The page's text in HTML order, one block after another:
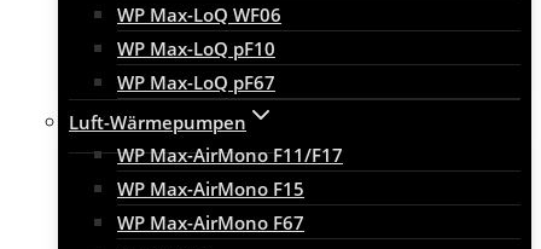
WP Max-LoQ WF06
WP Max-LoQ pF10
WP Max-LoQ pF67
Luft-Wärmepumpen
WP Max-AirMono F11/F17
WP Max-AirMono F15
WP Max-AirMono F67